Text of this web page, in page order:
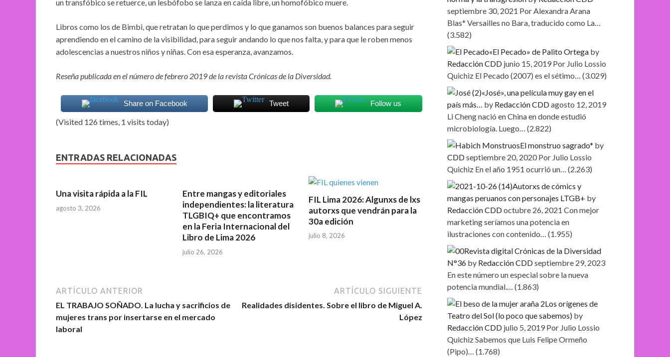
un transfóbico se retuerce, un lesbófobo se lanza en caída libre, un homofóbico muere.
Libros como los de Bimbi, que retratan lo que perdimos y lo que ganamos son buenos balances para seguir
aprendiendo en el camino de la visibilidad, para seguir andando lo que nos falta, y para que le roben menos
adolescencias a nuestros niños y niñas. Con esa esperanza, avanzamos.
Reseña publicada en el número de febrero 2019 de la revista Crónicas de la Diversidad.
Share on Facebook Tweet Follow us
(Visited 126 times, 1 visits today)
ENTRADAS RELACIONADAS
Una visita rápida a la FIL
agosto 3, 2026
Entre mangas y editoriales
independientes: la literatura
TLGBIQ+ que encontramos
en la Feria Internacional del
Libro de Lima 2026
julio 26, 2026
FIL Lima 2026: Algunxs de lxs
autorxs que vendrán para la
30a edición
julio 8, 2026
ARTÍCULO ANTERIOR
EL TRABAJO SOÑADO. La lucha y sacrificios de
mujeres trans por insertarse en el mercado
laboral
ARTÍCULO SIGUIENTE
Realidades disidentes. Sobre el libro de Miguel A.
López
septiembre 30, 2021 Por Alexandra Arana
Blas* Versailles no Bara, traducido como La…
(3.582)
«El Pecado» de Palito Ortega by
Redacción CDD junio 15, 2019 Por Julio Lossio
Quichiz El Pecado (2007) es el sétimo… (3.029)
«José», una película muy gay en el
país más… by Redacción CDDagosto 12, 2019
Li Cheng nació en China en donde estudió
microbiología. Luego… (2.822)
El monstruo sagrado* by
CDDseptiembre 20, 2020 Por Julio Lossio
Quichiz En el año 1951 ocurrió un… (2.263)
Autorxs de cómics y
mangas peruanos con personajes LTGB+ by
Redacción CDDoctubre 26, 2021 Con mejor
marketing seríamos una potencia en
ilustraciones con contenido… (1.955)
Revista digital Crónicas de la Diversidad
N°36 by Redacción CDDseptiembre 29, 2023
En este número un especial sobre la nueva
potencia mundial.… (1.863)
Los orígenes de
Teatro del Sol (lo poco que sabemos) by
Redacción CDD julio 5, 2019 Por Julio Lossio
Quichiz Sabemos que Luis Felipe Ormeño
(Pipo)… (1.768)